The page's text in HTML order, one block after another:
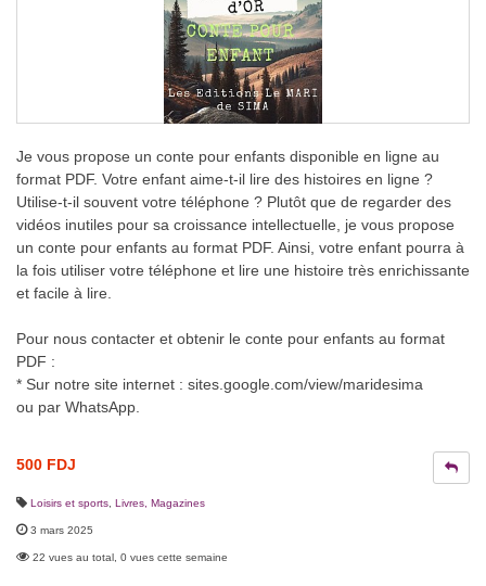
Je vous propose un conte pour enfants disponible en ligne au
format PDF. Votre enfant aime-t-il lire des histoires en ligne ?
Utilise-t-il souvent votre téléphone ? Plutôt que de regarder des
vidéos inutiles pour sa croissance intellectuelle, je vous propose
un conte pour enfants au format PDF. Ainsi, votre enfant pourra à
la fois utiliser votre téléphone et lire une histoire très enrichissante
et facile à lire.
Pour nous contacter et obtenir le conte pour enfants au format
PDF :
* Sur notre site internet : sites.google.com/view/maridesima
ou par WhatsApp.
500 FDJ
Loisirs et sports Livres, Magazines
3 mars 2025
22 vues au total, 0 vues cette semaine